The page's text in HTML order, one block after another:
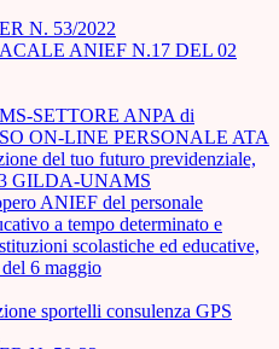
N. 53/2022
ANIEF N.17 DEL 02
SETTORE ANPA di
ON-LINE PERSONALE ATA
del tuo futuro previdenziale,
3 GILDA-UNAMS
ANIEF del personale
a tempo determinato e
scolastiche ed educative,
6 maggio
sportelli consulenza GPS